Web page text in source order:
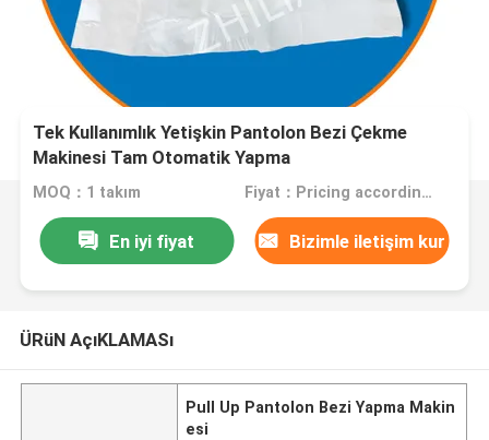
Tek Kullanımlık Yetişkin Pantolon Bezi Çekme
Makinesi Tam Otomatik Yapma
MOQ：1 takım Fiyat：Pricing according to machine configuration
En iyi fiyat Bizimle iletişim kur
ÜRüN AçıKLAMASı
Pull Up Pantolon Bezi Yapma Makin
esi